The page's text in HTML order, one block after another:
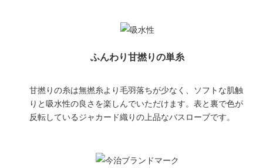
ふんわり甘撚りの単糸
甘撚りの糸は無撚糸より毛羽落ちが少なく、ソフトな肌触
りと吸水性の良さを楽しんでいただけます。表と裏で色が
反転しているジャカード織りの上品なバスローブです。